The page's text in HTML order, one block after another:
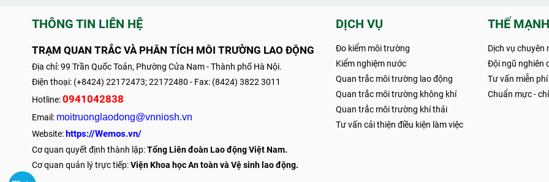
THÔNG TIN LIÊN HỆ
TRẠM QUAN TRẮC VÀ PHÂN TÍCH MÔI TRƯỜNG LAO ĐỘNG
Địa chỉ: 99 Trần Quốc Toản, Phường Cửa Nam - Thành phố Hà Nội.
Điện thoại: (+8424) 22172473; 22172480 - Fax: (8424) 3822 3011
Hotline:0941042838
Email: moitruonglaodong@vnniosh.vn
Website:https://Wemos.vn/
Cơ quan quyết định thành lập:Tổng Liên đoàn Lao động Việt Nam.
Cơ quan quản lý trực tiếp:Viện Khoa học An toàn và Vệ sinh lao động.
DỊCH VỤ
Đo kiểm môi trường
Kiểm nghiệm nước
Quan trắc môi trường lao động
Quan trắc môi trường không khí
Quan trắc môi trường khí thải
Tư vấn cải thiện điều kiện làm việc
THẾ
Dịch vụ chuyên
Đội ngũ nghiên
Tư vấn miễn phí
Chuẩn mực -